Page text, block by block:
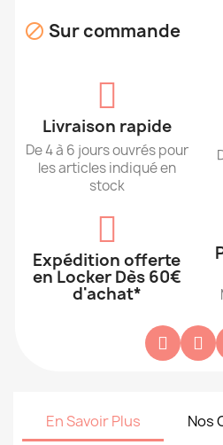
 Sur commande
Livraison rapide
De 4 à 6 jours ouvrés pour
les articles indiqué en
stock
Expédition offerte
en Locker Dès 60€
d'achat*
En Savoir Plus Nos